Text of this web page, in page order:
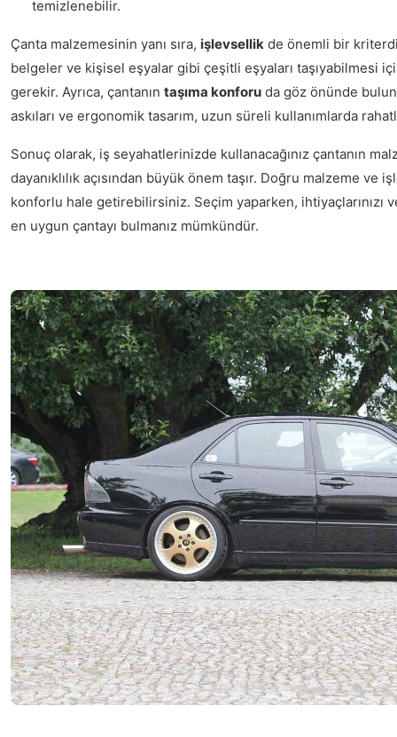
temizlenebilir.
Çanta malzemesinin yanı sıra, işlevsellik de önemli bir
belgeler ve kişisel eşyalar gibi çeşitli eşyaları taşıyabilmesi
gerekir. Ayrıca, çantanın taşıma konforu da göz önünde
askıları ve ergonomik tasarım, uzun süreli kullanımlarda
Sonuç olarak, iş seyahatlerinizde kullanacağınız çantanın
dayanıklılık açısından büyük önem taşır. Doğru malzeme
konforlu hale getirebilirsiniz. Seçim yaparken,
en uygun çantayı bulmanız mümkündür.